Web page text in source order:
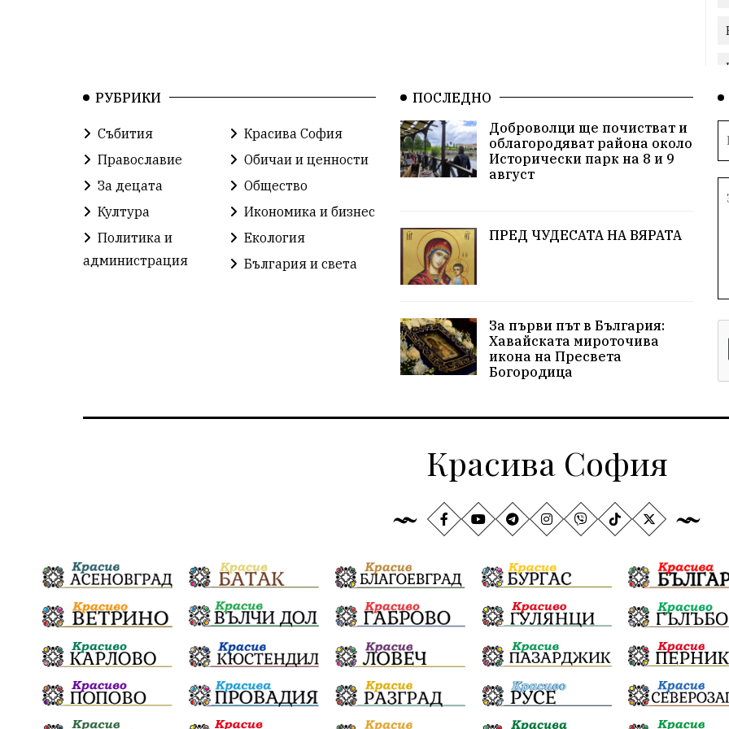
РУБРИКИ
Събития
Красива София
Православие
Обичаи и ценности
За децата
Общество
Култура
Икономика и бизнес
Политика и
администрация
Екология
България и света
ПОСЛЕДНО
Доброволци ще почистват и
облагородяват района около
Исторически парк на 8 и 9
август
ПРЕД ЧУДЕСАТА НА ВЯРАТА
За първи път в България:
Хавайската мироточива
икона на Пресвета
Богородица
Красива София